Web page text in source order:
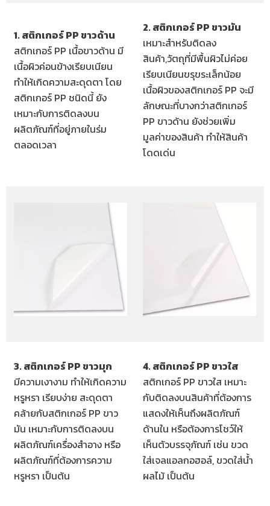
1. สติกเกอร์ PP ขาวด้าน
สติกเกอร์ PP เนื้อขาวด้าน มี
เนื้อผิวค่อนข้างเรียบเนียน
ทำให้เกิดความสะดุดตา โดย
สติกเกอร์ PP ชนิดนี้ ยัง
เหมาะกับการติดลงบน
ผลิตภัณฑ์ที่อยู่ภายในร่ม
ตลอดเวลา
2. สติกเกอร์ PP ขาวมัน
เหมาะสำหรับติดลง
สินค้า,วัตถุที่มีพื้นผิวไม่ค่อย
เรียบเนียนขรุขระเล็กน้อย
เนื้อผิวของสติกเกอร์ PP จะมี
ลักษณะที่บางกว่าสติกเกอร์
PP ขาวด้าน ยังช่วยเพิ่ม
มูลค่าของสินค้า ทำให้สินค้า
โดดเด่น
3. สติกเกอร์ PP ขาวมุก
มีความเงางาม ทำให้เกิดความ
หรูหรา เรียบง่าย สะดุดตา
คล้ายกับสติกเกอร์ PP ขาว
มัน เหมาะกับการติดลงบน
ผลิตภัณฑ์เครื่องสำอาง หรือ
ผลิตภัณฑ์ที่ต้องการความ
หรูหรา เป็นต้น
4. สติกเกอร์ PP ขาวใส
สติกเกอร์ PP ขาวใส เหมาะ
กับติดลงบนสินค้าที่ต้องการ
แสดงให้เห็นถึงผลิตภัณฑ์
ด้านใน หรือต้องการโชว์ให้
เห็นตัวบรรจุภัณฑ์ เช่น ขวด
ใส่เจลแอลกอฮอล์, ขวดใส่น้ำ
ผลไม้ เป็นต้น